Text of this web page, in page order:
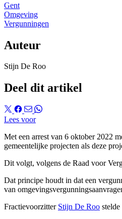
Gent
Omgeving
Vergunningen
Auteur
Stijn De Roo
Deel dit artikel
Lees voor
Met een arrest van 6 oktober 2022
gemeentelijke projecten als deze
Dit volgt, volgens de Raad voor
Dat principe houdt in dat een
van
Fractievoorzitter Stijn De Roo